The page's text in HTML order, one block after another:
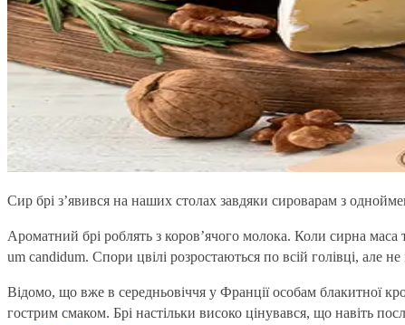
Сир брі з’явився на наших столах завдяки сироварам з
Ароматний брі роблять з коров’ячого молока. Коли сирна
um can­didum. Спори цвілі розростаються по всій голівці, але
Відомо, що вже в середньовіччя у Франції особам блакитної
гострим смаком. Брі настільки високо цінувався, що навіть